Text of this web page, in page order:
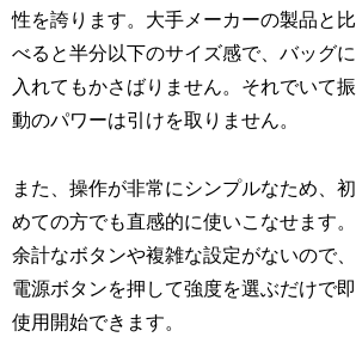
性を誇ります。大手メーカーの製品と比
べると半分以下のサイズ感で、バッグに
入れてもかさばりません。それでいて振
動のパワーは引けを取りません。
また、操作が非常にシンプルなため、初
めての方でも直感的に使いこなせます。
余計なボタンや複雑な設定がないので、
電源ボタンを押して強度を選ぶだけで即
使用開始できます。